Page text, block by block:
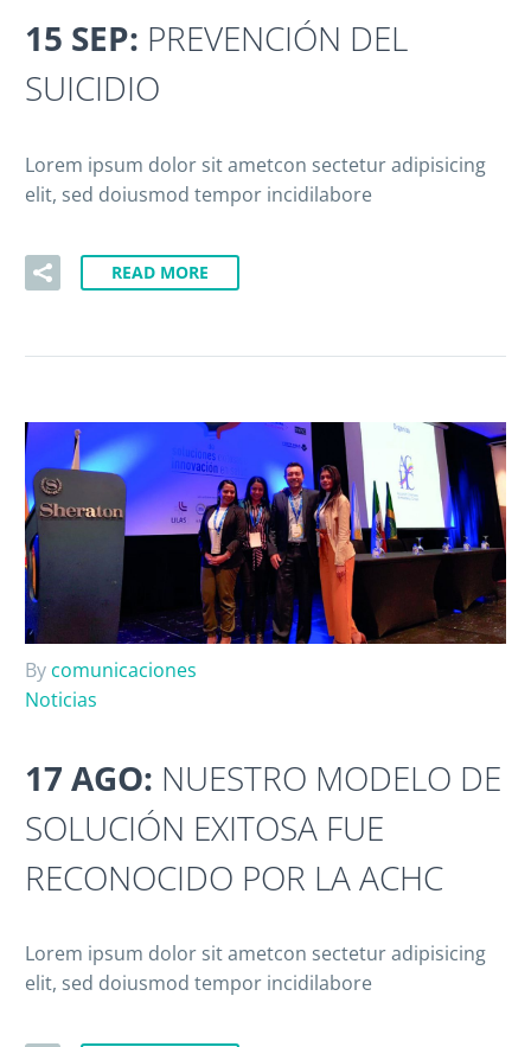
15 SEP: PREVENCIÓN DEL
SUICIDIO
Lorem ipsum dolor sit ametcon sectetur adipisicing
elit, sed doiusmod tempor incidilabore
READ MORE
By comunicaciones
Noticias
17 AGO: NUESTRO MODELO DE
SOLUCIÓN EXITOSA FUE
RECONOCIDO POR LA ACHC
Lorem ipsum dolor sit ametcon sectetur adipisicing
elit, sed doiusmod tempor incidilabore